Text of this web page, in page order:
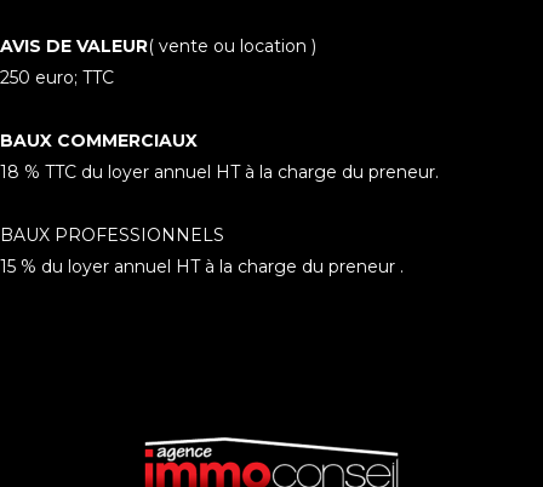
AVIS DE VALEUR( vente ou location )
250 euro; TTC
BAUX COMMERCIAUX
18 % TTC du loyer annuel HT à la charge du preneur.
BAUX PROFESSIONNELS
15 % du loyer annuel HT à la charge du preneur .